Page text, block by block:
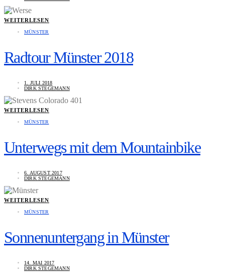
WEITERLESEN
MÜNSTER
Radtour Münster 2018
1. JULI 2018
DIRK STEGEMANN
WEITERLESEN
MÜNSTER
Unterwegs mit dem Mountainbike
6. AUGUST 2017
DIRK STEGEMANN
WEITERLESEN
MÜNSTER
Sonnenuntergang in Münster
14. MAI 2017
DIRK STEGEMANN